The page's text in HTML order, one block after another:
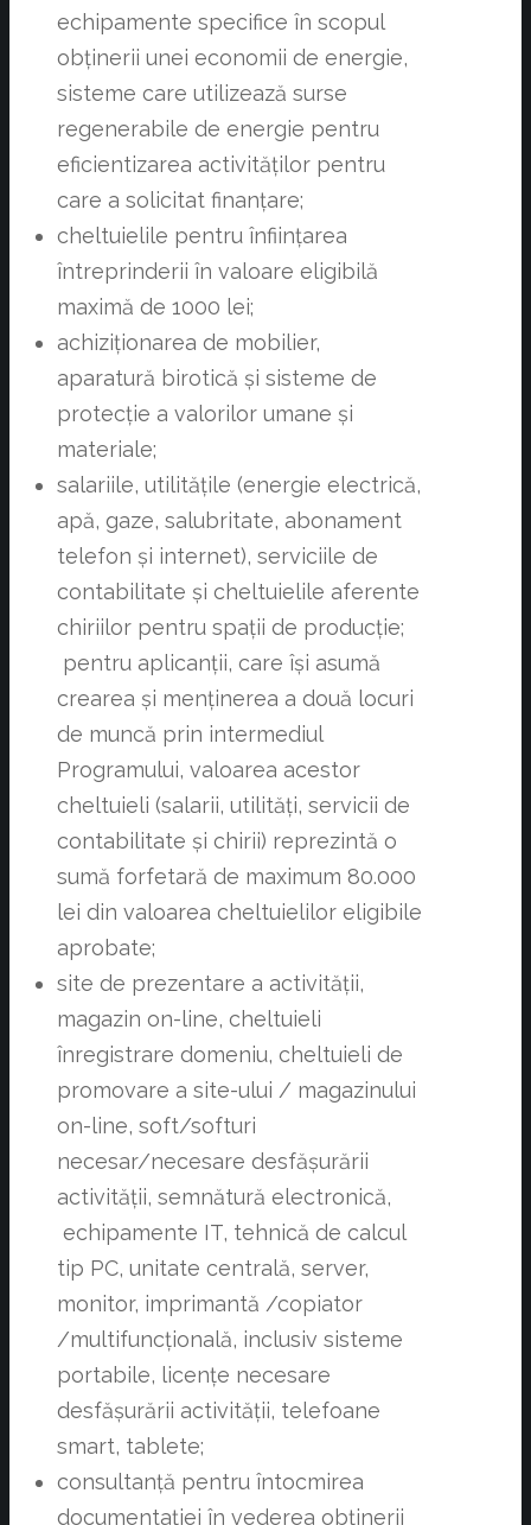
echipamente specifice în scopul
obținerii unei economii de energie,
sisteme care utilizează surse
regenerabile de energie pentru
eficientizarea activităților pentru
care a solicitat finanțare;
cheltuielile pentru înființarea
întreprinderii în valoare eligibilă
maximă de 1000 lei;
achiziționarea de mobilier,
aparatură birotică și sisteme de
protecție a valorilor umane și
materiale;
salariile, utilitățile (energie electrică,
apă, gaze, salubritate, abonament
telefon și internet), serviciile de
contabilitate și cheltuielile aferente
chiriilor pentru spații de producție;
pentru aplicanții, care își asumă
crearea și menținerea a două locuri
de muncă prin intermediul
Programului, valoarea acestor
cheltuieli (salarii, utilități, servicii de
contabilitate și chirii) reprezintă o
sumă forfetară de maximum 80.000
lei din valoarea cheltuielilor eligibile
aprobate;
site de prezentare a activității,
magazin on-line, cheltuieli
înregistrare domeniu, cheltuieli de
promovare a site-ului / magazinului
on-line, soft/softuri
necesar/necesare desfășurării
activității, semnătură electronică,
echipamente IT, tehnică de calcul
tip PC, unitate centrală, server,
monitor, imprimantă /copiator
/multifuncțională, inclusiv sisteme
portabile, licențe necesare
desfășurării activității, telefoane
smart, tablete;
consultanță pentru întocmirea
documentației în vederea obținerii